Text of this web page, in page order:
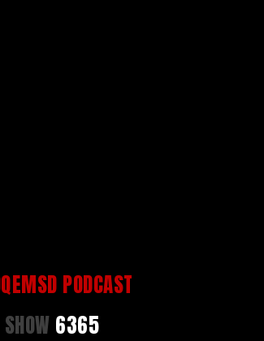
PODCAST
SHOW 6365